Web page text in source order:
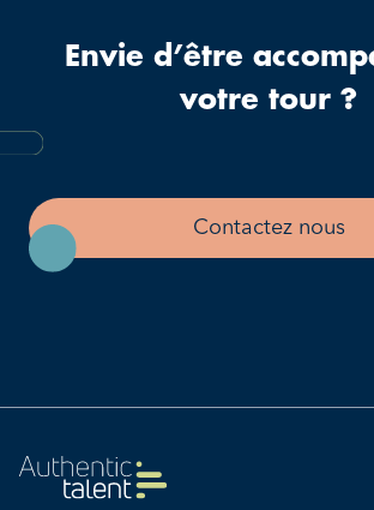
Envie d’être
votre tour ?
Contactez nous